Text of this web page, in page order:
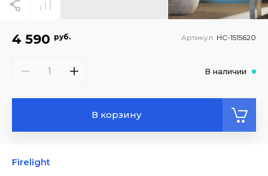
Firelight
4 590 руб. Артикул: НС-1515620
В наличии
В корзину